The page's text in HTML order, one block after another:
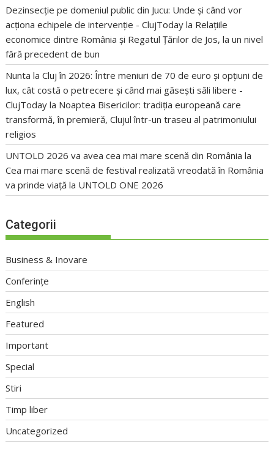
Dezinsecție pe domeniul public din Jucu: Unde și când vor
acționa echipele de intervenție - ClujToday la Relațiile
economice dintre România și Regatul Țărilor de Jos, la un nivel
fără precedent de bun
Nunta la Cluj în 2026: Între meniuri de 70 de euro și opțiuni de
lux, cât costă o petrecere și când mai găsești săli libere -
ClujToday la Noaptea Bisericilor: tradiția europeană care
transformă, în premieră, Clujul într-un traseu al patrimoniului
religios
UNTOLD 2026 va avea cea mai mare scenă din România la
Cea mai mare scenă de festival realizată vreodată în România
va prinde viață la UNTOLD ONE 2026
Categorii
Business & Inovare
Conferințe
English
Featured
Important
Special
Stiri
Timp liber
Uncategorized